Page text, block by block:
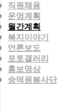
직원채용
운영계획
월간계획
복지이야기
언론보도
포토갤러리
홍보영상
숭덕원봉사단